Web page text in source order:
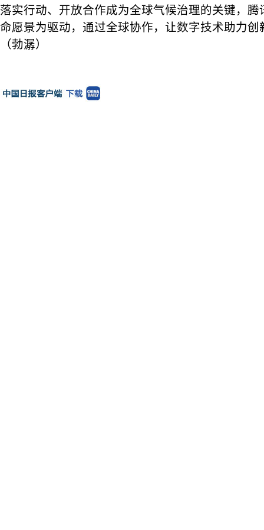
落实行动、开放合作成为全球气候治理的关键，腾
命愿景为驱动，通过全球协作，让数字技术助力
（勃潺）